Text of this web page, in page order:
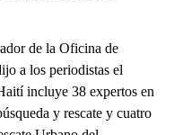
de la Oficina de
a los periodistas el
incluye 38 expertos en
y rescate y cuatro